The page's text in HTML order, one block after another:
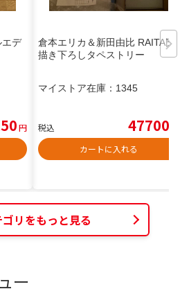
デ
円
倉本エリカ＆新田由比 RAITA氏
描き下ろしタペストリー
マイストア在庫： 1345
税込 47700
カートに入れる
リをもっと見る
ー